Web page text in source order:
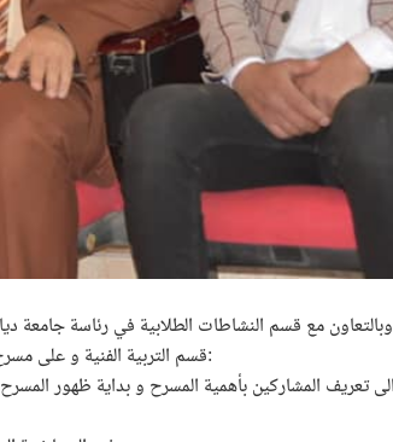
وبالتعاون مع قسم النشاطات الطلابية في رئاسة
قسم التربية الفنية و على مسرح الكلية يوم الاثنين الموافق 2022/4/18 و بحضور السيد عميد الكلية الأستاذ الدكتور علاء شاكر محمود المحترم:
تعريف المشاركين بأهمية المسرح و بداية ظهور